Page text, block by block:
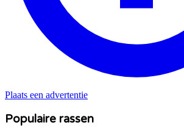
Plaats een advertentie
Populaire rassen